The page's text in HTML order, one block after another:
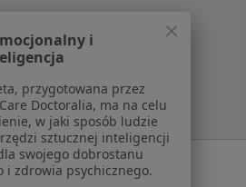
Najczęście leczone
Serwis
i
przygotowana przez
Doctoralia, ma na celu
w jaki sposób ludzie
sztucznej inteligencji
swojego dobrostanu
i zdrowia psychicznego.